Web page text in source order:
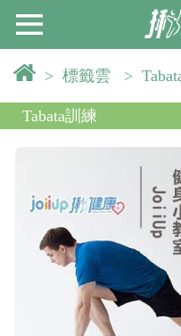
> 標籤雲 >
Tabata訓練